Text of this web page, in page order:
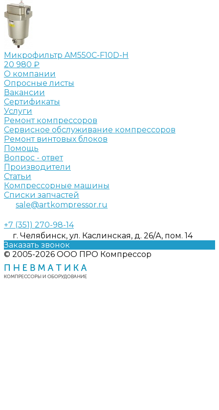
Микрофильтр AM550C-F10D-H
20 980 ₽
О компании
Опросные листы
Вакансии
Сертификаты
Услуги
Ремонт компрессоров
Сервисное обслуживание компрессоров
Ремонт винтовых блоков
Помощь
Вопрос - ответ
Производители
Статьи
Компрессорные машины
Списки запчастей
sale@artkompressor.ru
+7 (351) 270-98-14
г. Челябинск, ул. Каслинская, д. 26/А, пом. 14
Заказать звонок
© 2005-2026 ООО ПРО Компрессор